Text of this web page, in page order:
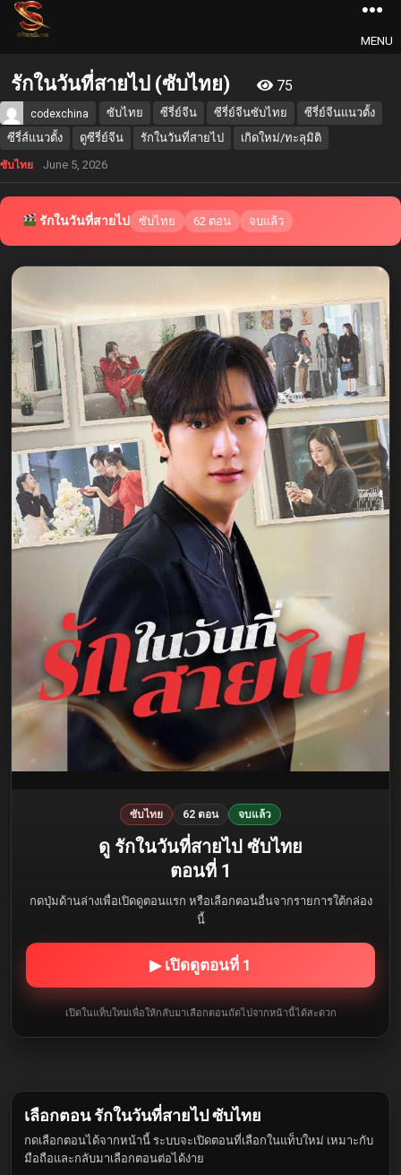
MENU
รักในวันที่สายไป (ซับไทย) 75
codexchina ซับไทย ซีรี่ย์จีน ซีรี่ย์จีนซับไทย
ซีรี่ย์จีนแนวตั้ง
ซีรี่ส์แนวตั้ง
ดูซีรี่ย์จีน รักในวันที่สายไป เกิดใหม่/ทะลุมิติ
ซับไทย June 5, 2026
รักในวันที่สายไป ซับไทย 62 ตอน จบแล้ว
ซับไทย 62 ตอน จบแล้ว
ดู รักในวันที่สายไป ซับไทย
ตอนที่ 1
กดปุ่มด้านล่างเพื่อเปิดดูตอนแรก หรือเลือกตอนอื่นจากรายการใต้กล่อง
นี้
▶ เปิดดูตอนที่ 1
เปิดในแท็บใหม่เพื่อให้กลับมาเลือกตอนถัดไปจากหน้านี้ได้สะดวก
เลือกตอน รักในวันที่สายไป ซับไทย
กดเลือกตอนได้จากหน้านี้ ระบบจะเปิดตอนที่เลือกในแท็บใหม่ เหมาะกับ
มือถือและกลับมาเลือกตอนต่อได้ง่าย